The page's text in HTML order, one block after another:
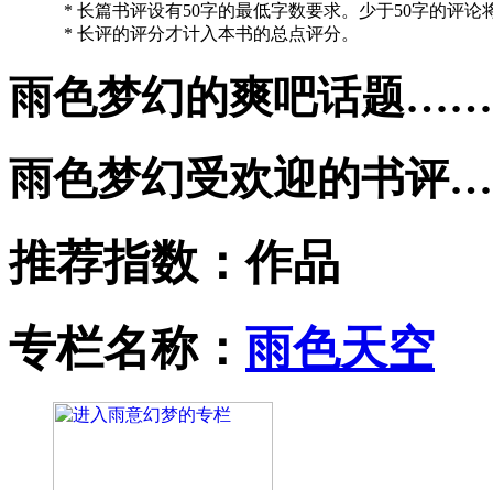
* 长篇书评设有50字的最低字数要求。少于50字的评论
* 长评的评分才计入本书的总点评分。
雨色梦幻的爽吧话题……
雨色梦幻受欢迎的书
推荐指数：作品
专栏名称： 雨色天空